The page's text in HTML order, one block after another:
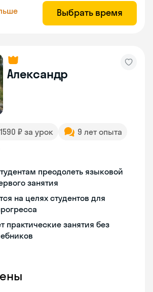
Выбрать время
Александр
₽ за урок
9 лет опыта
преодолеть языковой
занятия
на целях студентов для
практические занятия без